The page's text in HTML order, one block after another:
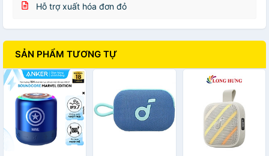
Hỗ trợ xuất hóa đơn đỏ
SẢN PHẨM TƯƠNG TỰ